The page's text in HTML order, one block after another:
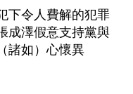
下令人費解的犯罪
成澤假意支持黨與
諸如）心懷異